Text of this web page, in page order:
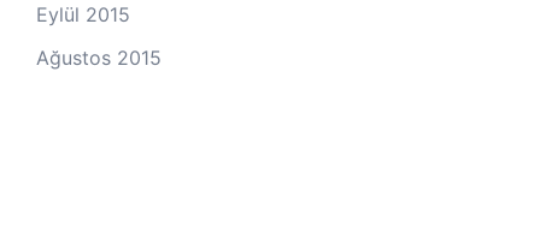
Eylül 2015
Ağustos 2015